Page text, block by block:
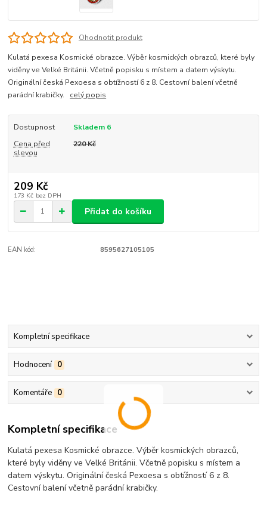
Ohodnotit produkt
Kulatá pexesa Kosmické obrazce. Výběr kosmických obrazců, které byly
viděny ve Velké Británii. Včetně popisku s místem a datem výskytu.
Originální česká Pexoesa s obtížností 6 z 8. Cestovní balení včetně
parádní krabičky. celý popis
Dostupnost
Skladem 6
Cena před
slevou
220 Kč
209 Kč
173 Kč bez DPH
Přidat do košíku
EAN kód: 8595627105105
Kompletní specifikace
Hodnocení 0
Komentáře 0
Kompletní specifikace
Kulatá pexesa Kosmické obrazce. Výběr kosmických obrazců,
které byly viděny ve Velké Británii. Včetně popisku s místem a
datem výskytu. Originální česká Pexoesa s obtížností 6 z 8.
Cestovní balení včetně parádní krabičky.